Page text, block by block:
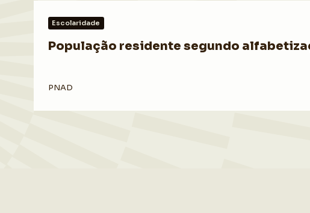
Escolaridade
População residente segundo
PNAD